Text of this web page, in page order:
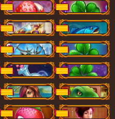
NIEUW 100 Candy Mania NIEUW 10 Clover Magic
NIEUW Book of Treasures NIEUWBass Rush
NIEUW Northern Queen 2 NIEUW
NIEUWTreasure Lab NIEUW 40 Clover Magic
NIEUW Beach Treasures NIEUW Preworld Treasure
NIEUW 40 Sunny Fruits NIEUWEastern Wars